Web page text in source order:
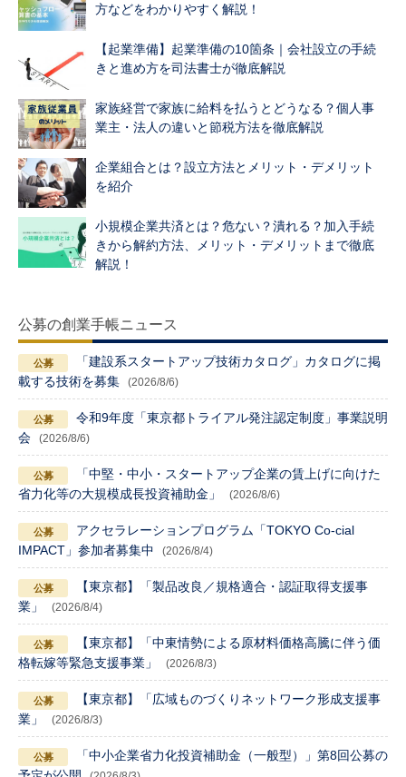
方などをわかりやすく解説！
【起業準備】起業準備の10箇条｜会社設立の手続
きと進め方を司法書士が徹底解説
家族経営で家族に給料を払うとどうなる？個人事
業主・法人の違いと節税方法を徹底解説
企業組合とは？設立方法とメリット・デメリット
を紹介
小規模企業共済とは？危ない？潰れる？加入手続
きから解約方法、メリット・デメリットまで徹底
解説！
公募の創業手帳ニュース
「建設系スタートアップ技術カタログ」カタログに掲
載する技術を募集
(2026/8/6)
令和9年度「東京都トライアル発注認定制度」事業説明
会
(2026/8/6)
「中堅・中小・スタートアップ企業の賃上げに向けた
省力化等の大規模成長投資補助金」
(2026/8/6)
アクセラレーションプログラム「TOKYO Co-cial
IMPACT」参加者募集中
(2026/8/4)
【東京都】「製品改良／規格適合・認証取得支援事
業」
(2026/8/4)
【東京都】「中東情勢による原材料価格高騰に伴う価
格転嫁等緊急支援事業」
(2026/8/3)
【東京都】「広域ものづくりネットワーク形成支援事
業」
(2026/8/3)
「中小企業省力化投資補助金（一般型）」第8回公募の